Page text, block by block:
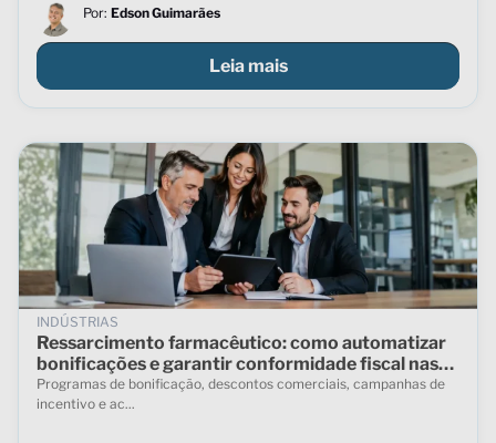
Por: Edson Guimarães
Leia mais
INDÚSTRIAS
Ressarcimento farmacêutico: como automatizar
bonificações e garantir conformidade fiscal nas
vendas indiretas
Programas de bonificação, descontos comerciais, campanhas de
incentivo e ac...